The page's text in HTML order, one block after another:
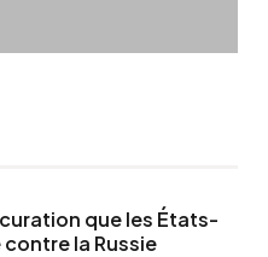
que les États-
la Russie